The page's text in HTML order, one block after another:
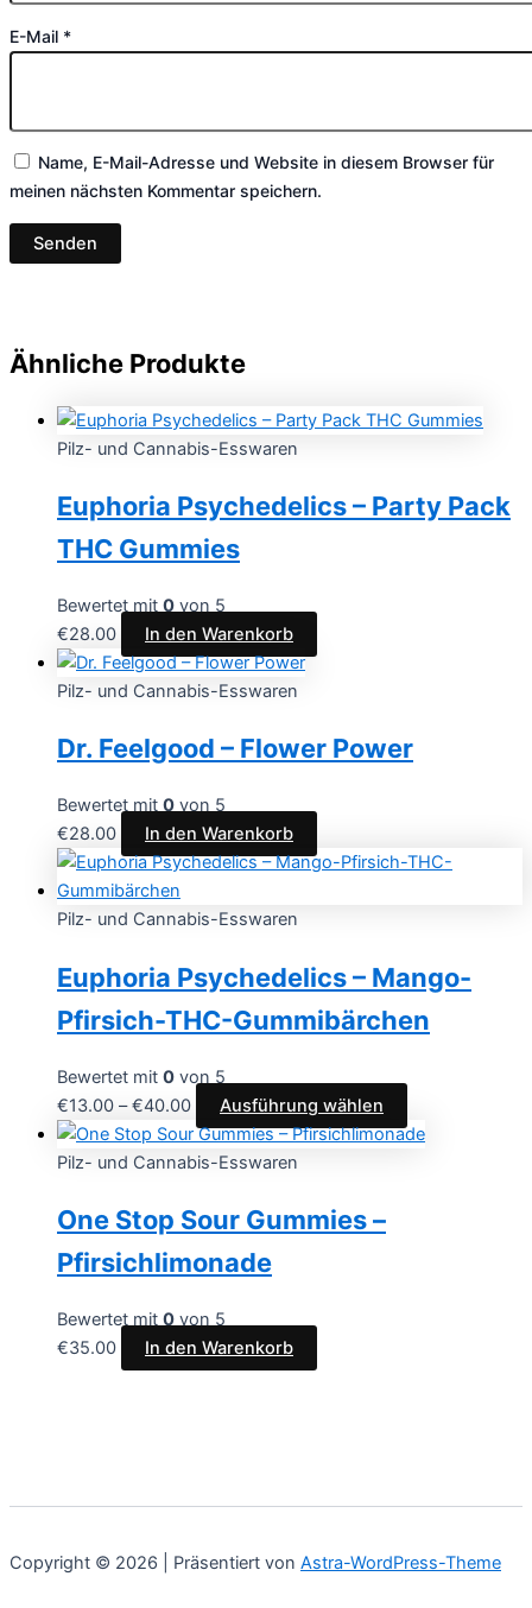
E-Mail *
Name, E-Mail-Adresse und Website in diesem Browser für
meinen nächsten Kommentar speichern.
Ähnliche Produkte
Pilz- und Cannabis-Esswaren
Euphoria Psychedelics – Party Pack
THC Gummies
Bewertet mit 0 von 5
€28.00 In den Warenkorb
Pilz- und Cannabis-Esswaren
Dr. Feelgood – Flower Power
Bewertet mit 0 von 5
€28.00 In den Warenkorb
Pilz- und Cannabis-Esswaren
Euphoria Psychedelics – Mango-
Pfirsich-THC-Gummibärchen
Bewertet mit 0 von 5
€13.00 –€40.00 Ausführung wählen
Pilz- und Cannabis-Esswaren
One Stop Sour Gummies –
Pfirsichlimonade
Bewertet mit 0 von 5
€35.00 In den Warenkorb
Copyright © 2026 | Präsentiert von Astra-WordPress-Theme